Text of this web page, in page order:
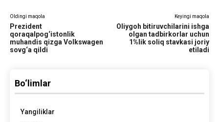
Oldingi maqola
Prezident
qoraqalpog‘istonlik
muhandis qizga Volkswagen
sovg‘a qildi
Keyingi maqola
Oliygoh bitiruvchilarini ishga
olgan tadbirkorlar uchun
1%lik soliq stavkasi joriy
etiladi
Bo‘limlar
Yangiliklar